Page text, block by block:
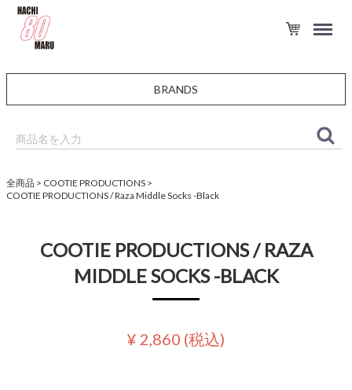
BRANDS
全商品
COOTIE PRODUCTIONS
COOTIE PRODUCTIONS / Raza Middle Socks -Black
COOTIE PRODUCTIONS / RAZA
MIDDLE SOCKS -BLACK
¥ 2,860 (税込)